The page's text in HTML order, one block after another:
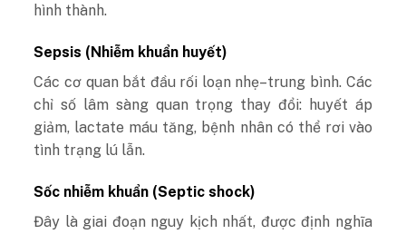
hình thành.
Sepsis (Nhiễm khuẩn huyết)
Các cơ quan bắt đầu rối loạn nhẹ–trung bình. Các
chỉ số lâm sàng quan trọng thay đổi: huyết áp
giảm, lactate máu tăng, bệnh nhân có thể rơi vào
tình trạng lú lẫn.
Sốc nhiễm khuẩn (Septic shock)
Đây là giai đoạn nguy kịch nhất, được định nghĩa